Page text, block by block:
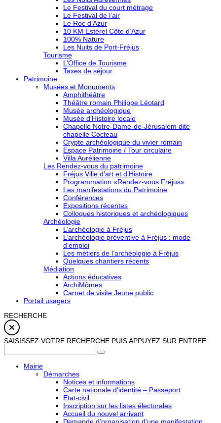
Le Festival du court métrage
Le Festival de l’air
Le Roc d’Azur
10 KM Estérel Côte d’Azur
100% Nature
Les Nuits de Port-Fréjus
Tourisme
L’Office de Tourisme
Taxes de séjour
Patrimoine
Musées et Monuments
Amphithéâtre
Théâtre romain Philippe Léotard
Musée archéologique
Musée d’Histoire locale
Chapelle Notre-Dame-de-Jérusalem dite
chapelle Cocteau
Crypte archéologique du vivier romain
Espace Patrimoine / Tour circulaire
Villa Aurélienne
Les Rendez-vous du patrimoine
Fréjus Ville d’art et d’Histoire
Programmation «Rendez-vous Fréjus»
Les manifestations du Patrimoine
Conférences
Expositions récentes
Colloques historiques et archéologiques
Archéologie
L’archéologie à Fréjus
L’archéologie préventive à Fréjus : mode
d’emploi
Les métiers de l’archéologie à Fréjus
Quelques chantiers récents
Médiation
Actions éducatives
ArchiMômes
Carnet de visite Jeune public
Portail usagers
RECHERCHE
SAISISSEZ VOTRE RECHERCHE PUIS APPUYEZ SUR ENTREE
Mairie
Démarches
Notices et informations
Carte nationale d’identité – Passeport
Etat-civil
Inscription sur les listes électorales
Accueil du nouvel arrivant